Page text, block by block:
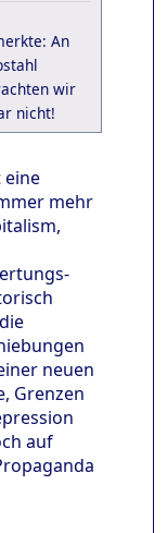
An
wir
nicht!
eine
mehr
neuen
Grenzen
auf